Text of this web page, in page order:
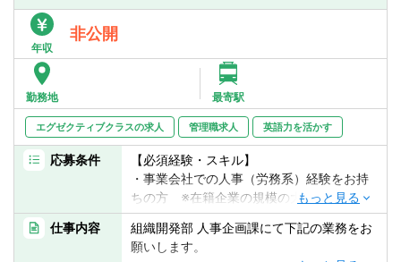
個別転職相談会・セミナー
転職お役立ち情報
ご利用ガイド
非公開求人とは？
サービス紹介
年収
非公開
勤務地 最寄駅
エグゼクティブクラスの求人 管理職求人 英語力を活かす
応募条件
【必須経験・スキル】
・事業会社での人事（労務系）経験をお持
ちの方 ※在籍企業の規模の大小は問いませ
ん
・確定拠出年金に関する業務経験、知見を
お持ちの方
仕事内容
組織開発部 人事企画課にて下記の業務をお
願いします。